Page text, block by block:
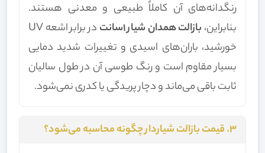
رنگدانه‌های آن کاملاً طبیعی و معدنی هستند.
بنابراین، بازالت همدان شیار 1سانت
در برابر اشعه UV
خورشید، باران‌های اسیدی و تغییرات شدید دمایی
بسیار مقاوم است و رنگ طوسی آن در طول سالیان
ثابت باقی می‌ماند و دچار پریدگی یا کدری نمی‌شود.
۳. قیمت بازالت شیاردار چگونه محاسبه می‌شود؟